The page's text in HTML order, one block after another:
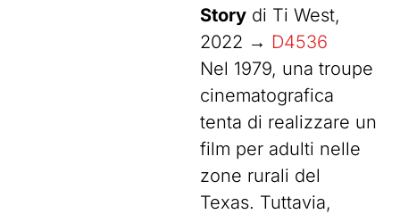
Story di Ti West,
2022 → D4536
Nel 1979, una troupe
cinematografica
tenta di realizzare un
film per adulti nelle
zone rurali del
Texas. Tuttavia,